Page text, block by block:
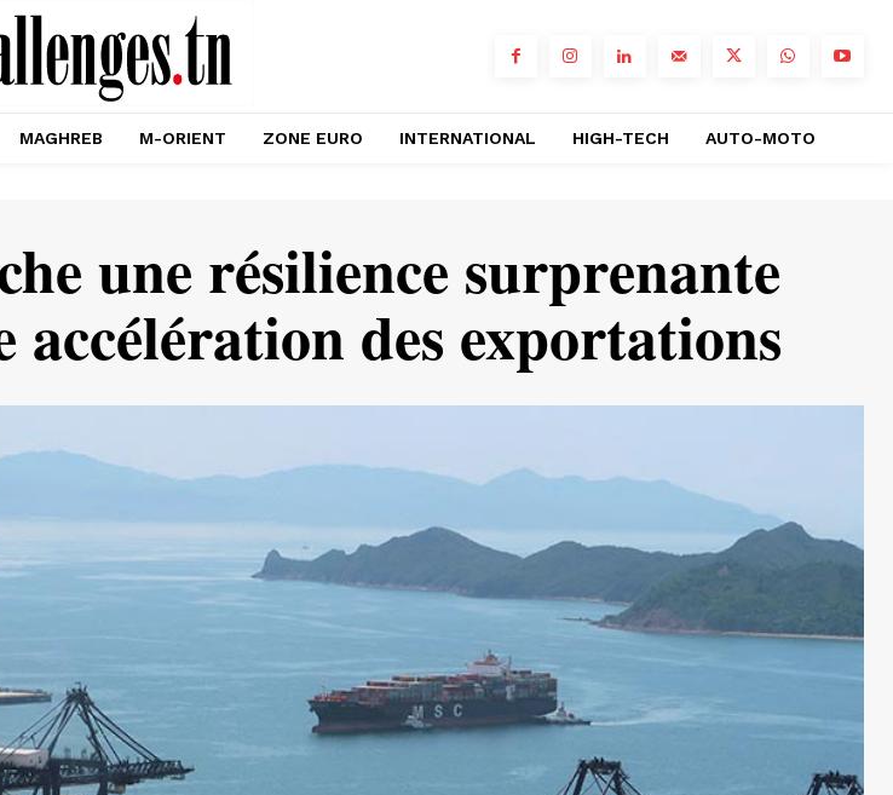
MAGHREB M-ORIENT ZONE EURO INTERNATIONAL HIGH-TECH AUTO-MOTO
une résilience surprenante
accélération des exportations